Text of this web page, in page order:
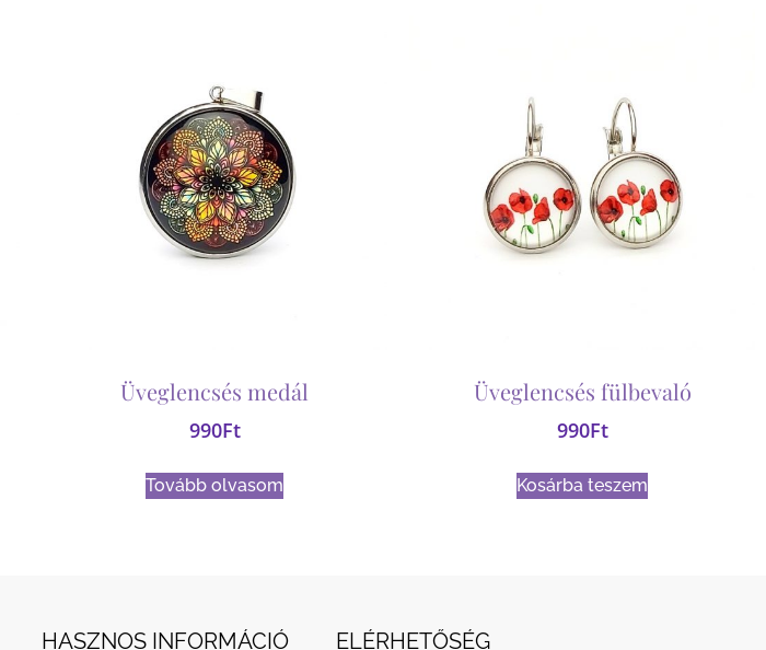
Üveglencsés medál
990Ft
Tovább olvasom
Üveglencsés fülbevaló
990Ft
Kosárba teszem
HASZNOS INFORMÁCIÓ ELÉRHETŐSÉG